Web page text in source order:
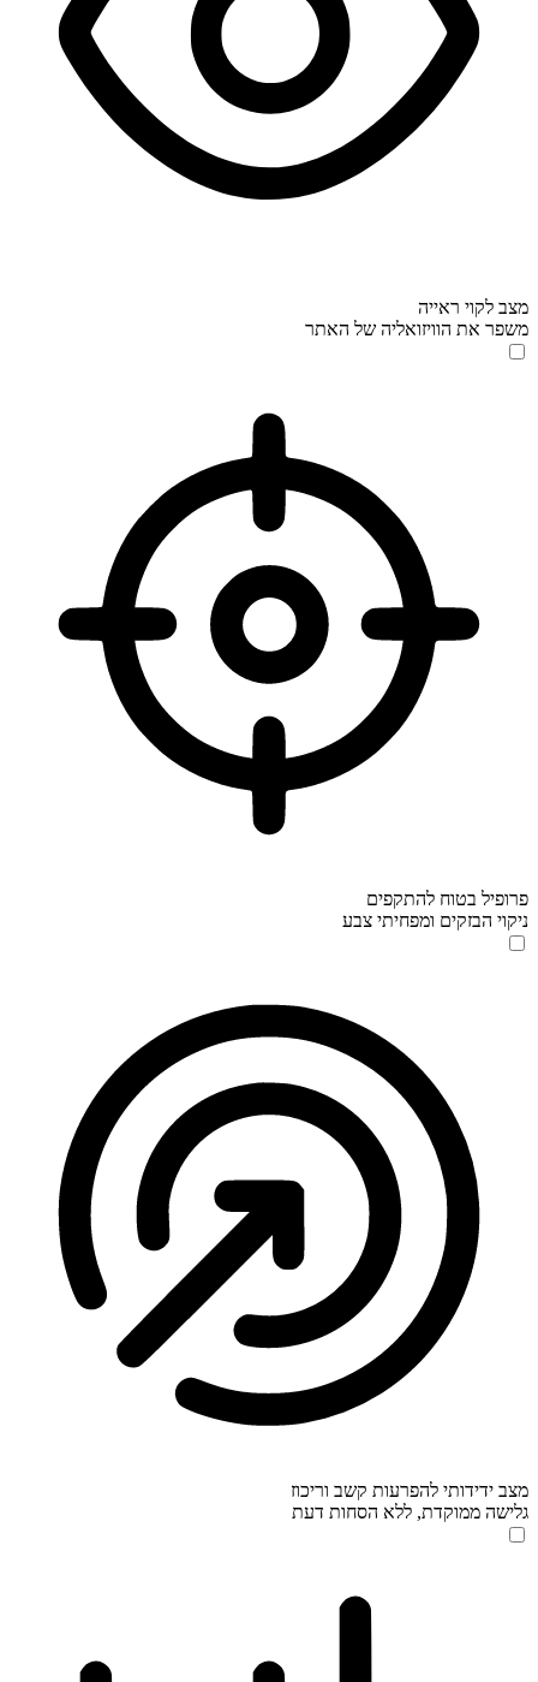
מצב לקוי ראייה
משפר את הוויזואליה של האתר
פרופיל בטוח להתקפים
ניקוי הבזקים ומפחיתי צבע
מצב ידידותי להפרעות קשב וריכוז
גלישה ממוקדת, ללא הסחות דעת